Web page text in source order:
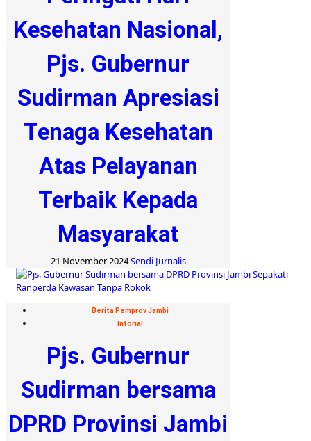
Kesehatan Nasional,
Pjs. Gubernur
Sudirman Apresiasi
Tenaga Kesehatan
Atas Pelayanan
Terbaik Kepada
Masyarakat
21 November 2024Sendi Jurnalis
Berita Pemprov Jambi
Inforial
Pjs. Gubernur
Sudirman bersama
DPRD Provinsi Jambi